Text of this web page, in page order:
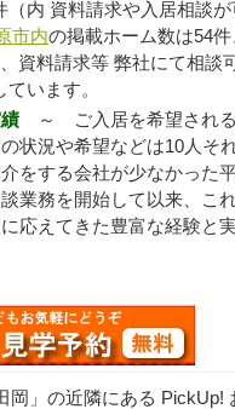
（内 資料請求や入居相談
市内の掲載ホーム数は54
資料請求等 弊社にて相談
います。
～ ご入居を希望される
状況や希望などは10人そ
をする会社が少なかった
業務を開始して以来、こ
応えてきた豊富な経験と
岡」の近隣にある PickUp!